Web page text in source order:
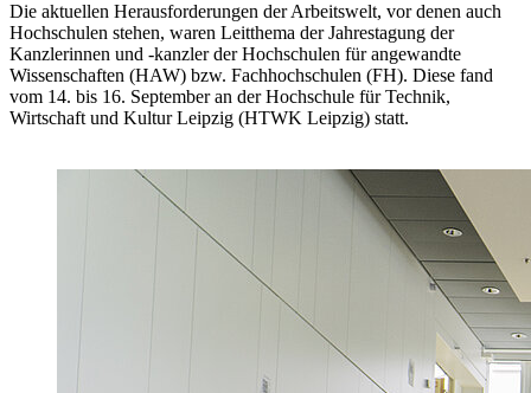
Die aktuellen Herausforderungen der Arbeitswelt, vor denen auch
Hochschulen stehen, waren Leitthema der Jahrestagung der
Kanzlerinnen und -kanzler der Hochschulen für angewandte
Wissenschaften (HAW) bzw. Fachhochschulen (FH). Diese fand
vom 14. bis 16. September an der Hochschule für Technik,
Wirtschaft und Kultur Leipzig (HTWK Leipzig) statt.